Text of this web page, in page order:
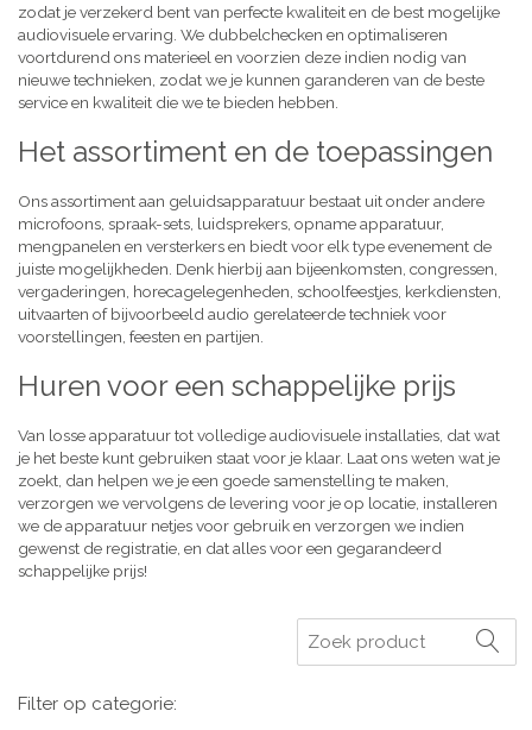
zodat je verzekerd bent van perfecte kwaliteit en de best mogelijke
audiovisuele ervaring. We dubbelchecken en optimaliseren
voortdurend ons materieel en voorzien deze indien nodig van
nieuwe technieken, zodat we je kunnen garanderen van de beste
service en kwaliteit die we te bieden hebben.
Het assortiment en de toepassingen
Ons assortiment aan geluidsapparatuur bestaat uit onder andere
microfoons, spraak-sets, luidsprekers, opname apparatuur,
mengpanelen en versterkers en biedt voor elk type evenement de
juiste mogelijkheden. Denk hierbij aan bijeenkomsten, congressen,
vergaderingen, horecagelegenheden, schoolfeestjes, kerkdiensten,
uitvaarten of bijvoorbeeld audio gerelateerde techniek voor
voorstellingen, feesten en partijen.
Huren voor een schappelijke prijs
Van losse apparatuur tot volledige audiovisuele installaties, dat wat
je het beste kunt gebruiken staat voor je klaar. Laat ons weten wat je
zoekt, dan helpen we je een goede samenstelling te maken,
verzorgen we vervolgens de levering voor je op locatie, installeren
we de apparatuur netjes voor gebruik en verzorgen we indien
gewenst de registratie, en dat alles voor een gegarandeerd
schappelijke prijs!
Zoeken
Filter op categorie: